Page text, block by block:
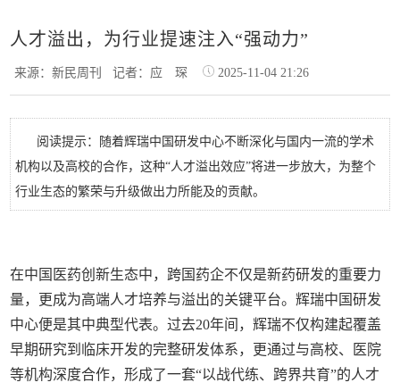
人才溢出，为行业提速注入“强动力”
来源：新民周刊记者：应 琛 2025-11-04 21:26
阅读提示：随着辉瑞中国研发中心不断深化与国内一流的学术
机构以及高校的合作，这种“人才溢出效应”将进一步放大，为整个
行业生态的繁荣与升级做出力所能及的贡献。
在中国医药创新生态中，跨国药企不仅是新药研发的重要力
量，更成为高端人才培养与溢出的关键平台。辉瑞中国研发
中心便是其中典型代表。过去20年间，辉瑞不仅构建起覆盖
早期研究到临床开发的完整研发体系，更通过与高校、医院
等机构深度合作，形成了一套“以战代练、跨界共育”的人才